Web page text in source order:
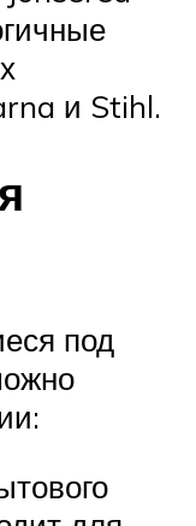
и Stihl.
под